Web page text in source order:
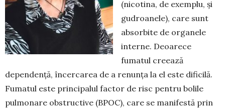
(nicotina, de exem­plu, și
gudroanele), care sunt
ab­sorbite de organele
interne. Deoarece
fumatul creează
dependență, încerca­rea de a renunța la el este dificilă.
Fu­matul este principalul factor de risc pentru bolile
pulmonare obstructive (BPOC), care se manifestă prin